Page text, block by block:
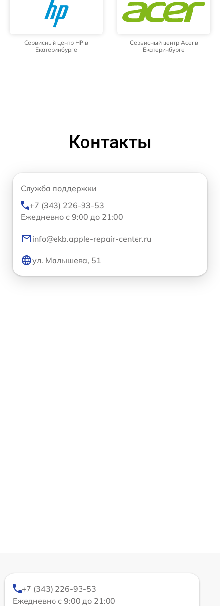
Сервисный центр HP в
Екатеринбурге
Сервисный центр Acer в
Екатеринбурге
Контакты
Служба поддержки
+7 (343) 226-93-53
Ежедневно с 9:00 до 21:00
info@ekb.apple-repair-center.ru
ул. Малышева, 51
+7 (343) 226-93-53
Ежедневно с 9:00 до 21:00